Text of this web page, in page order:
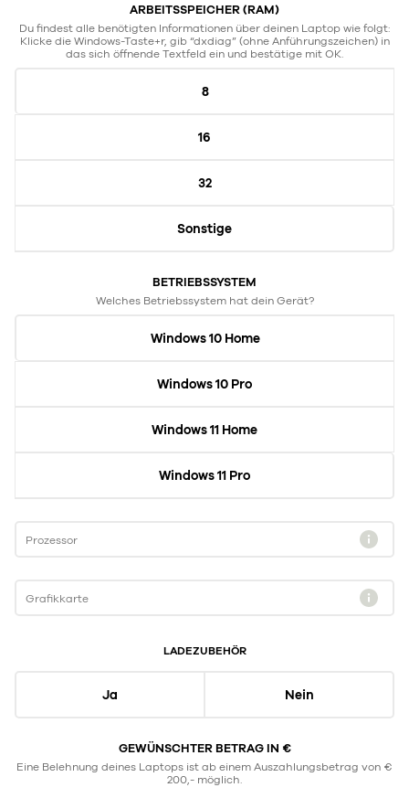
ARBEITSSPEICHER (RAM)
Du findest alle benötigten Informationen über deinen Laptop wie folgt:
Klicke die Windows-Taste+r, gib “dxdiag” (ohne Anführungszeichen) in
das sich öffnende Textfeld ein und bestätige mit OK.
8
16
32
Sonstige
BETRIEBSSYSTEM
Welches Betriebssystem hat dein Gerät?
Windows 10 Home
Windows 10 Pro
Windows 11 Home
Windows 11 Pro
Prozessor
Grafikkarte
LADEZUBEHÖR
Ja Nein
GEWÜNSCHTER BETRAG IN €
Eine Belehnung deines Laptops ist ab einem Auszahlungsbetrag von €
200,- möglich.